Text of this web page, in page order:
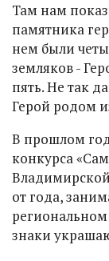
Там нам
памятника
нем были
земляков -
пять. Не так
Герой родом
В прошлом
конкурса
Владимирской
от года,
знаки